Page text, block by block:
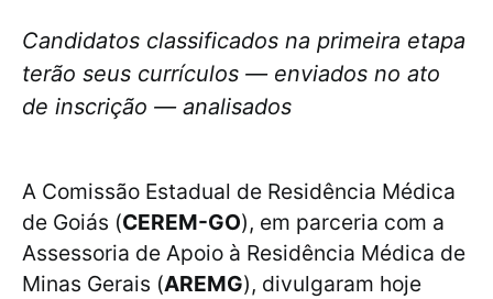
Candidatos classificados na primeira etapa
terão seus currículos — enviados no ato
de inscrição — analisados
A Comissão Estadual de Residência Médica
de Goiás (CEREM-GO), em parceria com a
Assessoria de Apoio à Residência Médica de
Minas Gerais (AREMG), divulgaram hoje